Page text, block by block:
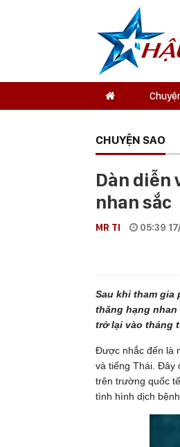
CHUYỆN SAO
Dàn diễn
nhan sắc
MR TI 05:39
Sau khi tham gia
thăng hạng nhan
trở lại vào tháng
Được nhắc đến là
và tiếng Thái. Đây
trên trường quốc
tình hình dịch